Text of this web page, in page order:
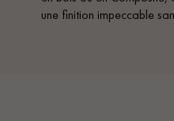
une finition impeccable